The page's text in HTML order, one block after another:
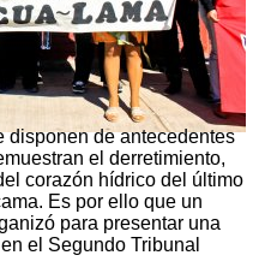
disponen de antecedentes
el derretimiento,
corazón hídrico del último
Es por ello que un
para presentar una
el Segundo Tribunal